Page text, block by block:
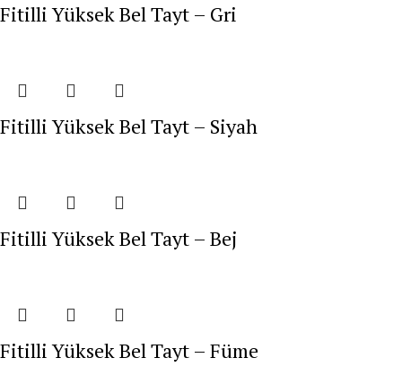
Fitilli Yüksek Bel Tayt – Gri
Fitilli Yüksek Bel Tayt – Siyah
Fitilli Yüksek Bel Tayt – Bej
Fitilli Yüksek Bel Tayt – Füme